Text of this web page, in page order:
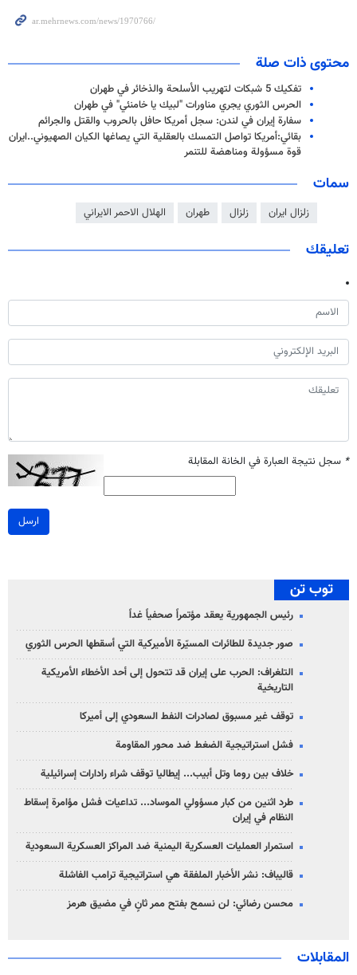
محتوى ذات صلة
تفكيك 5 شبكات لتهريب الأسلحة والذخائر في طهران
الحرس الثوري يجري مناورات "لبيك يا خامنئي" في طهران
سفارة إيران في لندن: سجل أمريكا حافل بالحروب والقتل والجرائم
بقائي:أمريكا تواصل التمسك بالعقلية التي يصاغها الكيان الصهيوني..ايران
قوة مسؤولة ومناهضة للتنمر
سمات
زلزال ايران زلزال طهران الهلال الاحمر الايراني
تعليقك
* سجل نتيجة العبارة في الخانة المقابلة
ارسل
توب تن
رئيس الجمهورية يعقد مؤتمراً صحفياً غداً
صور جديدة للطائرات المسيّرة الأميركية التي أسقطها الحرس الثوري
التلغراف: الحرب على إيران قد تتحول إلى أحد الأخطاء الأمريكية
التاريخية
توقف غير مسبوق لصادرات النفط السعودي إلى أميركا
فشل استراتيجية الضغط ضد محور المقاومة
خلاف بين روما وتل أبيب... إيطاليا توقف شراء رادارات إسرائيلية
طرد اثنين من كبار مسؤولي الموساد... تداعيات فشل مؤامرة إسقاط
النظام في إيران
استمرار العمليات العسكرية اليمنية ضد المراكز العسكرية السعودية
قاليباف: نشر الأخبار الملفقة هي استراتيجية ترامب الفاشلة
محسن رضائي: لن نسمح بفتح ممر ثانٍ في مضيق هرمز
المقابلات